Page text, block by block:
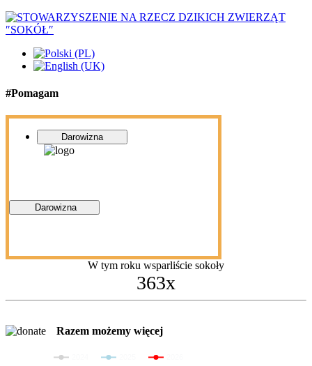
#Pomagam
Darowizna
Darowizna
W tym roku wsparliście sokoły
363x
Razem możemy więcej